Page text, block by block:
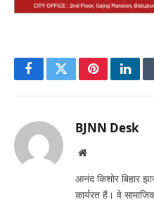
FacebookTwitterPinterest
BJNN Desk
Website
आनंद किशोर बिहार
कार्यरत हैं। वे